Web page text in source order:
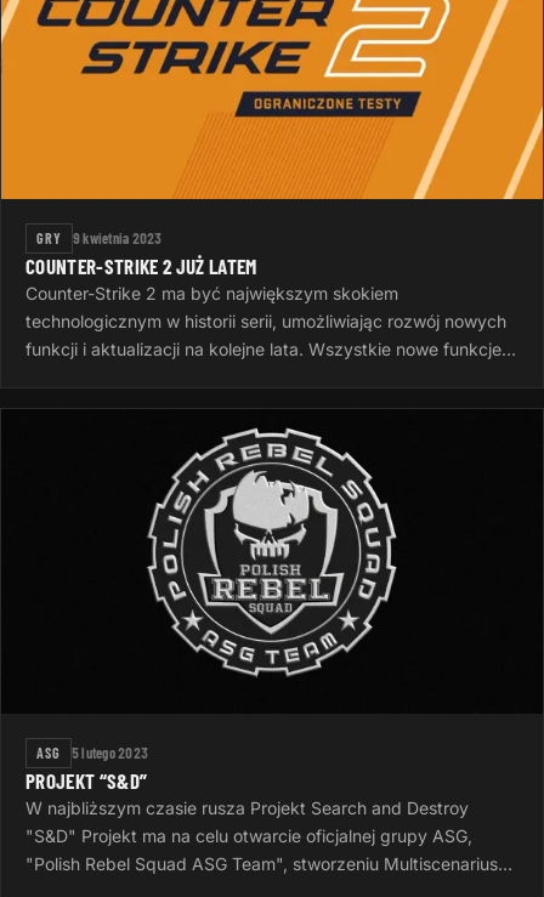
GRY 9 kwietnia 2023
COUNTER-STRIKE 2 JUŻ LATEM
Counter-Strike 2 ma być największym skokiem
technologicznym w historii serii, umożliwiając rozwój nowych
funkcji i aktualizacji na kolejne lata. Wszystkie nowe funkcje
ASG 5 lutego 2023
PROJEKT “S&D”
W najbliższym czasie rusza Projekt Search and Destroy
"S&D" Projekt ma na celu otwarcie oficjalnej grupy ASG,
"Polish Rebel Squad ASG Team", stworzeniu Multiscenariusza